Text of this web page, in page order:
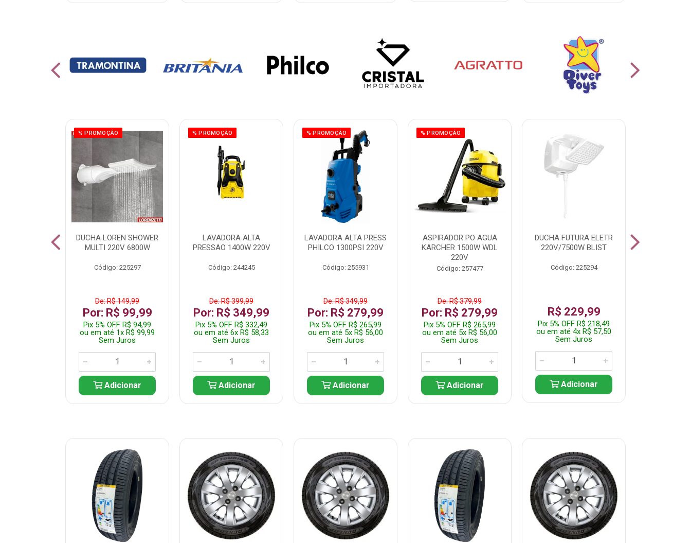
% PROMOÇÃO
DUCHA LOREN SHOWER
MULTI 220V 6800W
Código: 225297
De: R$ 149,99
Por: R$ 99,99
Pix 5% OFF R$ 94,99
ou em até 1x R$ 99,99
Sem Juros
Adicionar
% PROMOÇÃO
LAVADORA ALTA
PRESSAO 1400W 220V
Código: 244245
De: R$ 399,99
Por: R$ 349,99
Pix 5% OFF R$ 332,49
ou em até 6x R$ 58,33
Sem Juros
Adicionar
% PROMOÇÃO
LAVADORA ALTA PRESS
PHILCO 1300PSI 220V
Código: 255931
De: R$ 349,99
Por: R$ 279,99
Pix 5% OFF R$ 265,99
ou em até 5x R$ 56,00
Sem Juros
Adicionar
% PROMOÇÃO
ASPIRADOR PO AGUA
KARCHER 1500W WDL
220V
Código: 257477
De: R$ 379,99
Por: R$ 279,99
Pix 5% OFF R$ 265,99
ou em até 5x R$ 56,00
Sem Juros
Adicionar
DUCHA FUTURA ELETR
220V/7500W BLIST
Código: 225294
R$ 229,99
Pix 5% OFF R$ 218,49
ou em até 4x R$ 57,50
Sem Juros
Adicionar